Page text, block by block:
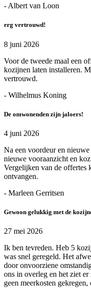
- Albert van Loon
erg vertrouwd!
8 juni 2026
Voor de tweede maal een
kozijnen laten installeren.
vertrouwd.
- Wilhelmus Koning
De omwonenden zijn jaloers!
4 juni 2026
Na een voordeur en
nieuwe vooraanzicht en
Vergelijken van de offertes
ontvangen.
- Marleen Gerritsen
Gewoon gelukkig met de
27 mei 2026
Ik ben tevreden. Heb 5
was snel geregeld. Het
door onvoorziene
ons in overleg en het ziet
geen meerkosten gekregen,